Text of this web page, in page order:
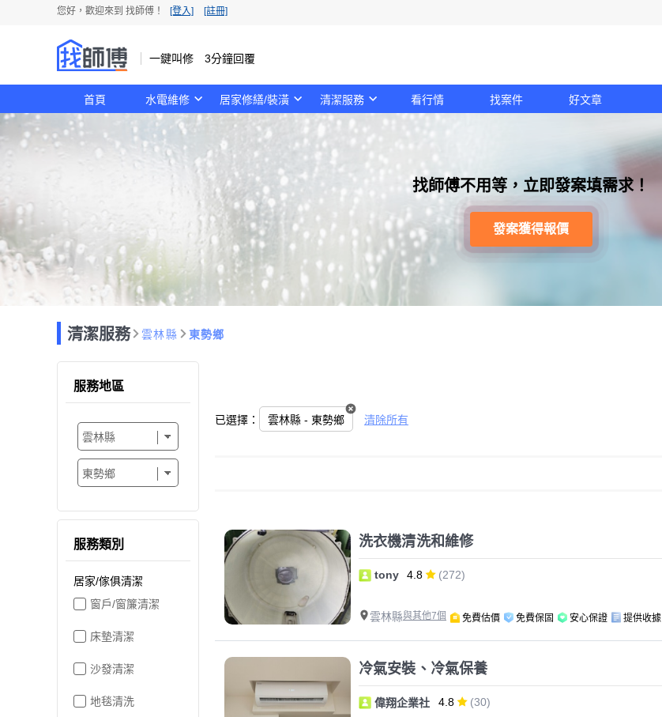
您好，歡迎來到 找師傅！ [登入] [註冊]
一鍵叫修 3分鐘回覆
首頁 水電維修 居家修繕/裝潢 清潔服務 看行情 找案件 好文章
找師傅不用等，立即發案填需求！
發案獲得報價
清潔服務 雲林縣 東勢鄉
已選擇： 雲林縣 - 東勢鄉 清除所有
服務地區
服務類別
居家/傢俱清潔
窗戶/窗簾清潔
床墊清潔
沙發清潔
地毯清洗
洗衣機清洗和維修
tony 4.8 (272)
雲林縣與其他7個 免費估價 免費保固 安心保證 提供收據
冷氣安裝、冷氣保養
偉翔企業社 4.8 (30)